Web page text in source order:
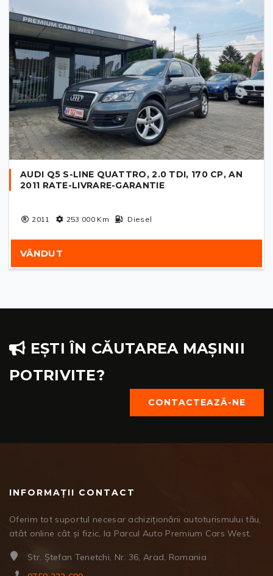
AUDI Q5 S-LINE QUATTRO, 2.0 TDI, 170 CP, AN
2011 RATE-LIVRARE-GARANTIE
2011 253 000Km Diesel
VÂNDUT
EȘTI ÎN CĂUTAREA MAȘINII
POTRIVITE?
CONTACTEAZĂ-NE
INFORMAȚII CONTACT
Oferim tot suportul necesar achiziționării autoturismului tău,
atât online cât și fizic, la Parcul Auto Premium Cars West.
Str. Ștefan Tenetchi, Nr. 36, Arad, Romania